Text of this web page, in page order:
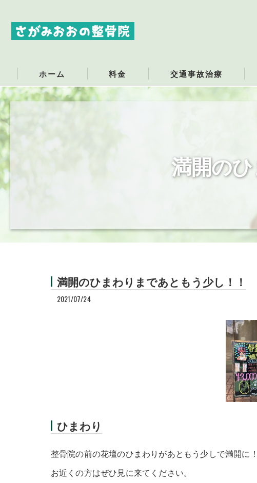
ホーム 料金 交通事故治療
交通事故治療
交通事故の保険について
損害保険会社のご担当者へ
交通事故での頸椎損傷
交通事故での捻挫
満開の
満開のひまわりまであともう少し！！
2021/07/24
ひまわり
整骨院の前の花壇のひまわりがあともう少しで満開に
お近くの方はぜひ見に来てください。